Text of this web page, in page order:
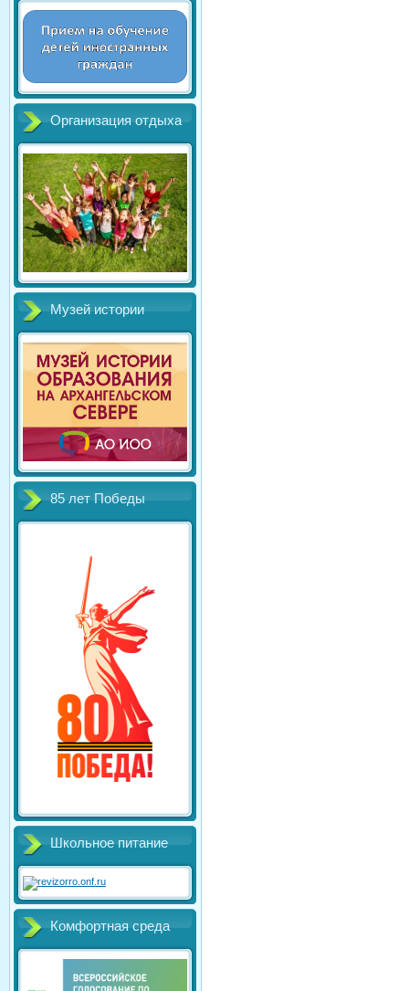
Организация отдыха
Музей истории
85 лет Победы
Школьное питание
Комфортная среда